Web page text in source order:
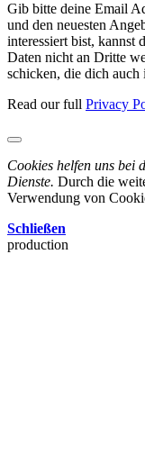
Gib bitte deine Email
und den neuesten
interessiert bist, kannst
Daten nicht an Dritte
schicken, die dich auch
Read our full Privacy
Cookies helfen uns bei
Dienste. Durch die
Verwendung von
Schließen
production